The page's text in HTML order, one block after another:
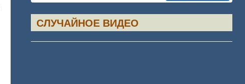
СЛУЧАЙНОЕ ВИДЕО